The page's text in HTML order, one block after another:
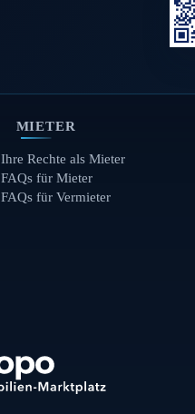
MIETER
Ihre Rechte als Mieter
FAQs für Mieter
FAQs für Vermieter